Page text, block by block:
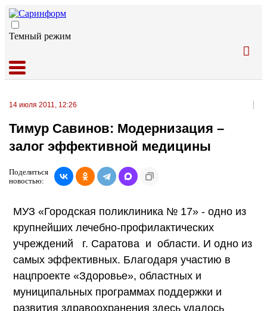
Темный режим
14 июля 2011, 12:26
Тимур Савинов: Модернизация –
залог эффективной медицины
Поделиться
новостью:
МУЗ «Городская поликлиника № 17» - одно из
крупнейших лечебно-профилактических
учреждений г. Саратова и области. И одно из
самых эффективных. Благодаря участию в
нацпроекте «Здоровье», областных и
муниципальных программах поддержки и
развития здравоохранения здесь удалось